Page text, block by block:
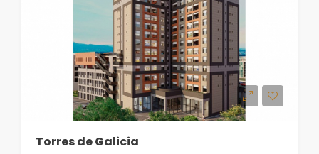
Torres de Galicia